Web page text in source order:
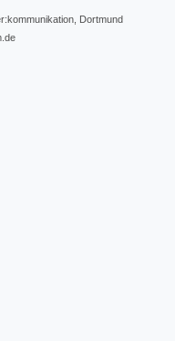
Dortmund